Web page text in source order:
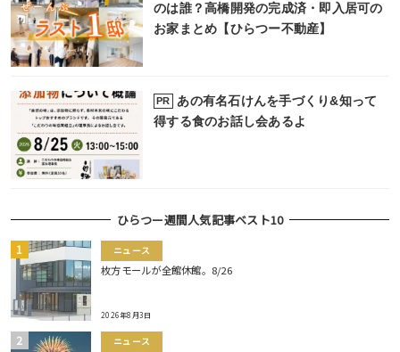
のは誰？高橋開発の完成済・即入居可の
お家まとめ【ひらつー不動産】
PR
あの有名石けんを手づくり&知って
得する食のお話し会あるよ
ひらつー週間人気記事ベスト10
ニュース
枚方モールが全館休館。8/26
2026年8月3日
ニュース